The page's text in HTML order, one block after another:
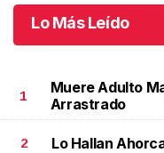
Lo Más Leído
1
Muere Adulto
Arrastrado
2 Lo Hallan